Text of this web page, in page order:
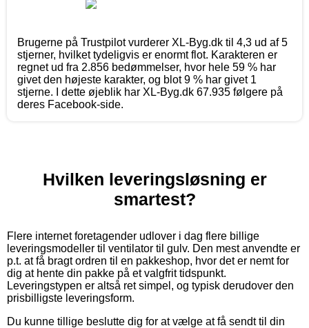
Brugerne på Trustpilot vurderer XL-Byg.dk til 4,3 ud af 5
stjerner, hvilket tydeligvis er enormt flot. Karakteren er
regnet ud fra 2.856 bedømmelser, hvor hele 59 % har
givet den højeste karakter, og blot 9 % har givet 1
stjerne. I dette øjeblik har XL-Byg.dk 67.935 følgere på
deres Facebook-side.
Hvilken leveringsløsning er
smartest?
Flere internet foretagender udlover i dag flere billige
leveringsmodeller til ventilator til gulv. Den mest anvendte er
p.t. at få bragt ordren til en pakkeshop, hvor det er nemt for
dig at hente din pakke på et valgfrit tidspunkt.
Leveringstypen er altså ret simpel, og typisk derudover den
prisbilligste leveringsform.
Du kunne tillige beslutte dig for at vælge at få sendt til din